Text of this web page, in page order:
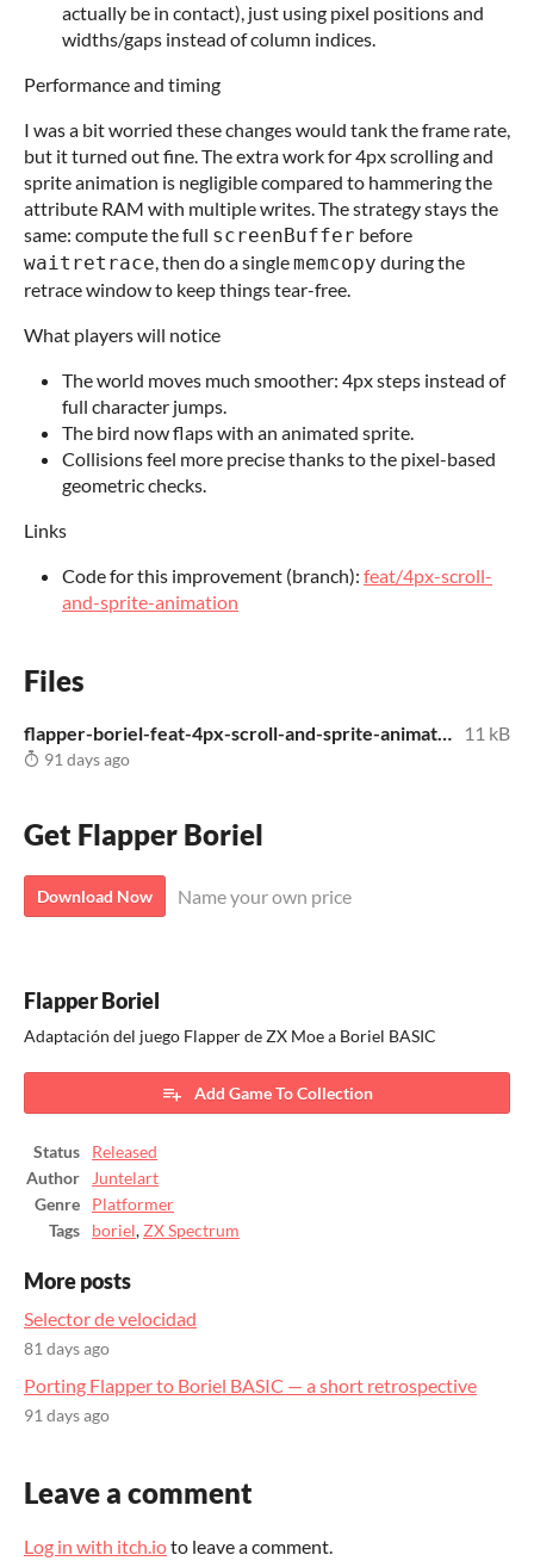
actually be in contact), just using pixel positions and
widths/gaps instead of column indices.
Performance and timing
I was a bit worried these changes would tank the frame rate,
but it turned out fine. The extra work for 4px scrolling and
sprite animation is negligible compared to hammering the
attribute RAM with multiple writes. The strategy stays the
same: compute the full screenBuffer before
waitretrace, then do a singlememcopy during the
retrace window to keep things tear-free.
What players will notice
The world moves much smoother: 4px steps instead of
full character jumps.
The bird now flaps with an animated sprite.
Collisions feel more precise thanks to the pixel-based
geometric checks.
Links
Code for this improvement (branch): feat/4px-scroll-
and-sprite-animation
Files
flapper-boriel-feat-4px-scroll-and-sprite-animation.tap 11 kB
91 days ago
Get Flapper Boriel
Download Now Name your own price
Flapper Boriel
Adaptación del juego Flapper de ZX Moe a Boriel BASIC
Add Game To Collection
Status
Released
Author
Juntelart
Genre
Platformer
Tags
boriel, ZX Spectrum
More posts
Selector de velocidad
81 days ago
Porting Flapper to Boriel BASIC — a short retrospective
91 days ago
Leave a comment
Log in with itch.ioto leave a comment.